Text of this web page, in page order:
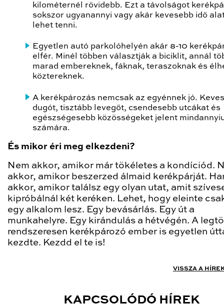
kilométernél rövidebb. Ezt a távolságot
sokszor ugyanannyi vagy akár kevesebb idő
lehet tenni.
Egyetlen autó parkolóhelyén akár 8-10
elfér. Minél többen választják a biciklit, annál
marad embereknek, fáknak, teraszoknak és
köztereknek.
A kerékpározás nemcsak az egyénnek jó.
dugót, tisztább levegőt, csendesebb utcákat és
egészségesebb közösségeket jelent
számára.
És mikor éri meg elkezdeni?
Nem akkor, amikor már tökéletes a kondíciód.
akkor, amikor beszerzed álmaid kerékpárját.
akkor, amikor találsz egy olyan utat, amit
kipróbálnál két keréken. Lehet, hogy eleinte
egy alkalom lesz. Egy bevásárlás. Egy út a
munkahelyre. Egy kirándulás a hétvégén. A
rendszeresen kerékpározó ember is egyetlen
kezdte. Kezdd el te is!
VISSZA A
KAPCSOLÓDÓ HÍREK